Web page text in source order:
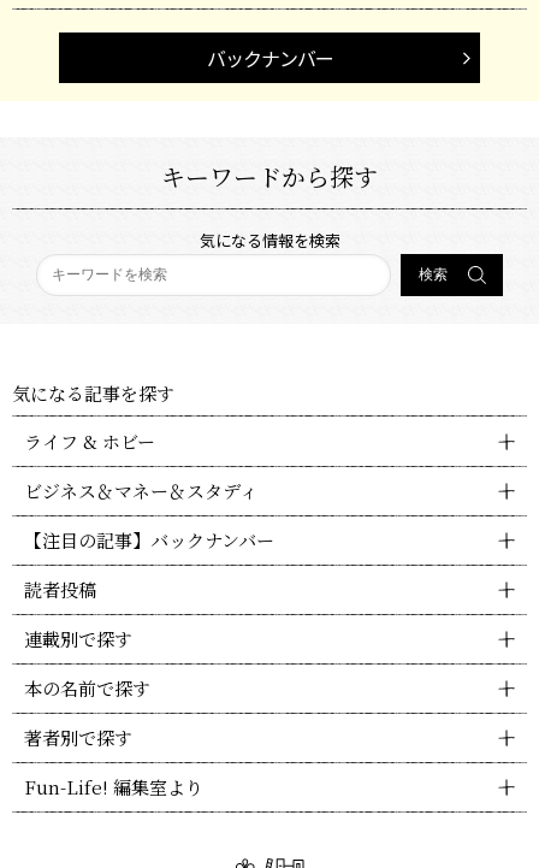
バックナンバー
キーワードから探す
気になる情報を検索
気になる記事を探す
ライフ & ホビー
ビジネス＆マネー＆スタディ
【注目の記事】バックナンバー
読者投稿
連載別で探す
本の名前で探す
著者別で探す
Fun-Life! 編集室より